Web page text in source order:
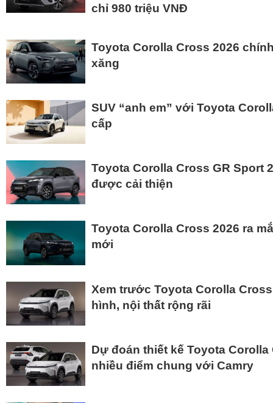
chỉ 980 triệu VNĐ
Toyota Corolla Cross 2026
xăng
SUV “anh em” với Toyota
cấp
Toyota Corolla Cross GR Sport
được cải thiện
Toyota Corolla Cross 2026 ra
mới
Xem trước Toyota Corolla
hình, nội thất rộng rãi
Dự đoán thiết kế Toyota
nhiều điểm chung với Camry